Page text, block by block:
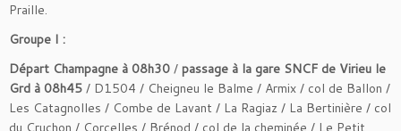
Praille.
Groupe I :
Départ Champagne à 08h30 / passage à la gare SNCF de Virieu le
Grd à 08h45 / D1504 / Cheigneu le Balme / Armix / col de Ballon /
Les Catagnolles / Combe de Lavant / La Ragiaz / La Bertinière / col
du Cruchon / Corcelles / Brénod / col de la cheminée / Le Petit